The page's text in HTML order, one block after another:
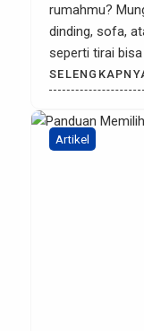
rumahmu?
dinding, sofa,
seperti tirai
secara drastis.
roller blind
desainer
karena
Artikel